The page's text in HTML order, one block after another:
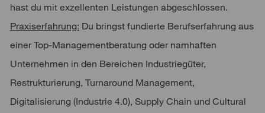
hast du mit exzellenten Leistungen abgeschlossen.
Praxiserfahrung: Du bringst fundierte Berufserfahrung aus
einer Top-Managementberatung oder namhaften
Unternehmen in den Bereichen Industriegüter,
Restrukturierung, Turnaround Management,
Digitalisierung (Industrie 4.0), Supply Chain und Cultural